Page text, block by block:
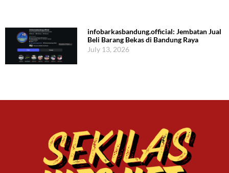
infobarkasbandung.official: Jembatan Jual
Beli Barang Bekas di Bandung Raya
July 13, 2026